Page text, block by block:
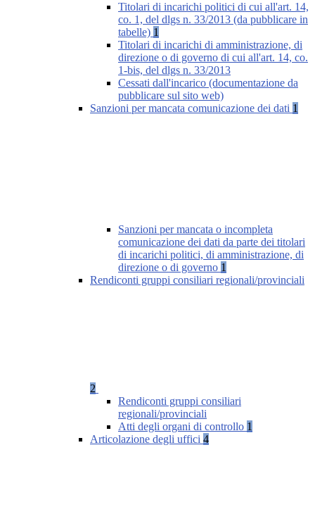
Titolari di incarichi politici di cui all'art. 14,
co. 1, del dlgs n. 33/2013 (da pubblicare in
tabelle) 1
Titolari di incarichi di amministrazione, di
direzione o di governo di cui all'art. 14, co.
1-bis, del dlgs n. 33/2013
Cessati dall'incarico (documentazione da
pubblicare sul sito web)
Sanzioni per mancata comunicazione dei dati 1
Sanzioni per mancata o incompleta
comunicazione dei dati da parte dei titolari
di incarichi politici, di amministrazione, di
direzione o di governo 1
Rendiconti gruppi consiliari regionali/provinciali
2
Rendiconti gruppi consiliari
regionali/provinciali
Atti degli organi di controllo 1
Articolazione degli uffici 4